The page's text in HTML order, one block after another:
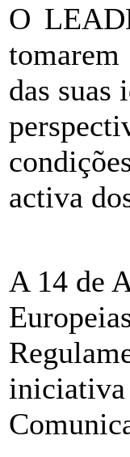
O
tomarem
das suas
activa
A 14 de
iniciativa